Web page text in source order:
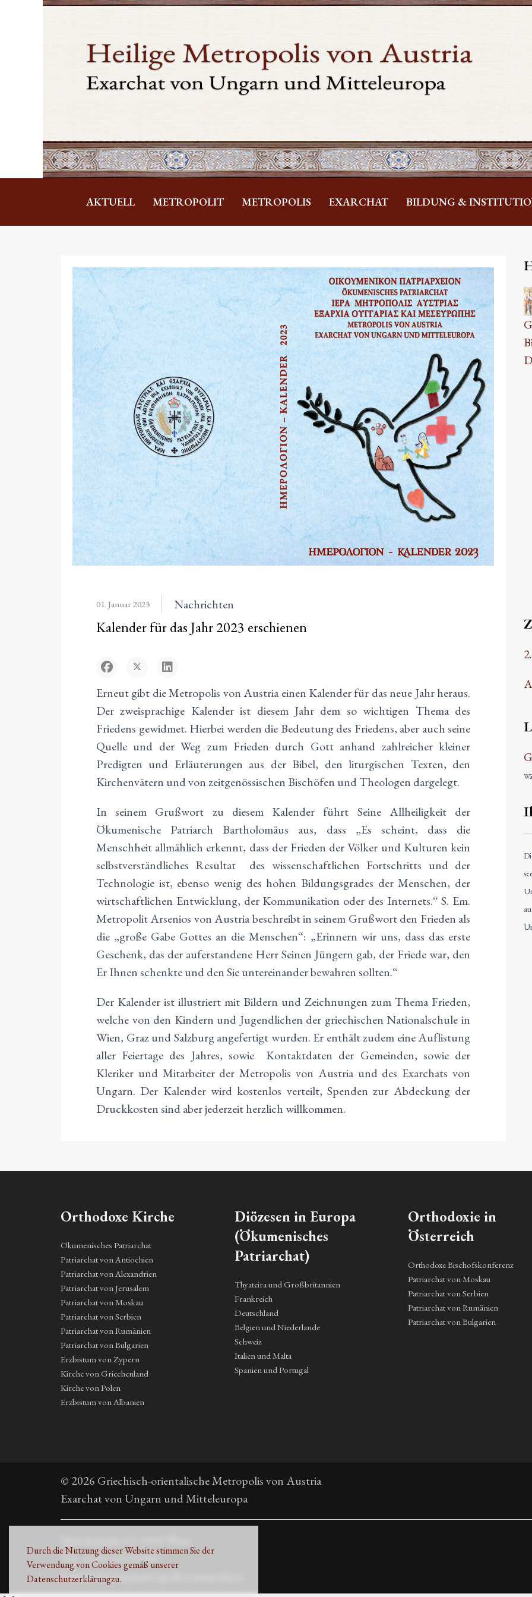
Durch die Nutzung dieser Website stimmen Sie der
Verwendung von Cookies gemäß unserer
Datenschutzerklärungzu.
AKTUELL METROPOLIT METROPOLIS EXARCHAT BILDUNG &
01. Januar 2023 Nachrichten
Kalender für das Jahr 2023 erschienen
Erneut gibt die Metropolis von Austria einen Kalender für das neue Jahr heraus.
Der zweisprachige Kalender ist diesem Jahr dem so wichtigen Thema des
Friedens gewidmet. Hierbei werden die Bedeutung des Friedens, aber auch seine
Quelle und der Weg zum Frieden durch Gott anhand zahlreicher kleiner
Predigten und Erläuterungen aus der Bibel, den liturgischen Texten, den
Kirchenvätern und von zeitgenössischen Bischöfen und Theologen dargelegt.
In seinem Grußwort zu diesem Kalender führt Seine Allheiligkeit der
Ökumenische Patriarch Bartholomäus aus, dass „Es scheint, dass die
Menschheit allmählich erkennt, dass der Frieden der Völker und Kulturen kein
selbstverständliches Resultat des wissenschaftlichen Fortschritts und der
Technologie ist, ebenso wenig des hohen Bildungsgrades der Menschen, der
wirtschaftlichen Entwicklung, der Kommunikation oder des Internets.“ S. Em.
Metropolit Arsenios von Austria beschreibt in seinem Grußwort den Frieden als
die „große Gabe Gottes an die Menschen“: „Erinnern wir uns, dass das erste
Geschenk, das der auferstandene Herr Seinen Jüngern gab, der Friede war, den
Er Ihnen schenkte und den Sie untereinander bewahren sollten.“
Der Kalender ist illustriert mit Bildern und Zeichnungen zum Thema Frieden,
welche von den Kindern und Jugendlichen der griechischen Nationalschule in
Wien, Graz und Salzburg angefertigt wurden. Er enthält zudem eine Auflistung
aller Feiertage des Jahres, sowie Kontaktdaten der Gemeinden, sowie der
Kleriker und Mitarbeiter der Metropolis von Austria und des Exarchats von
Ungarn. Der Kalender wird kostenlos verteilt, Spenden zur Abdeckung der
Druckkosten sind aber jederzeit herzlich willkommen.
Orthodoxe Kirche
Ökumenisches Patriarchat
Patriarchat von Antiochien
Patriarchat von Alexandrien
Patriarchat von Jerusalem
Patriarchat von Moskau
Patriarchat von Serbien
Patriarchat von Rumänien
Patriarchat von Bulgarien
Erzbistum von Zypern
Kirche von Griechenland
Kirche von Polen
Erzbistum von Albanien
Diözesen in Europa
(Ökumenisches
Patriarchat)
Thyateira und Großbritannien
Frankreich
Deutschland
Belgien und Niederlande
Schweiz
Italien und Malta
Spanien und Portugal
Orthodoxie in
Österreich
Orthodoxe Bischofskonferenz
Patriarchat von Moskau
Patriarchat von Serbien
Patriarchat von Rumänien
Patriarchat von Bulgarien
© 2026 Griechisch-orientalische Metropolis von Austria
Exarchat von Ungarn und Mitteleuropa
Τηλ. +43 1 53 33 889
E-Mail: kirche@metropolisvonaustria.at